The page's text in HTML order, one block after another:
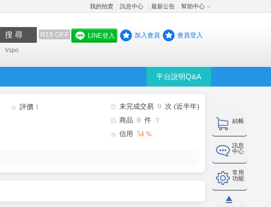
我的拍賣 訊息中心 最新公告 幫助中心
搜 尋 R18 OFF
Vspo
LINE登入 加入會員 會員登入
平台說明Q&A
結帳
訊息
中心
常用
功能
評價 1 未完成交易 0 次 (近半年)
商品 0 件 ❔
信用
54 %